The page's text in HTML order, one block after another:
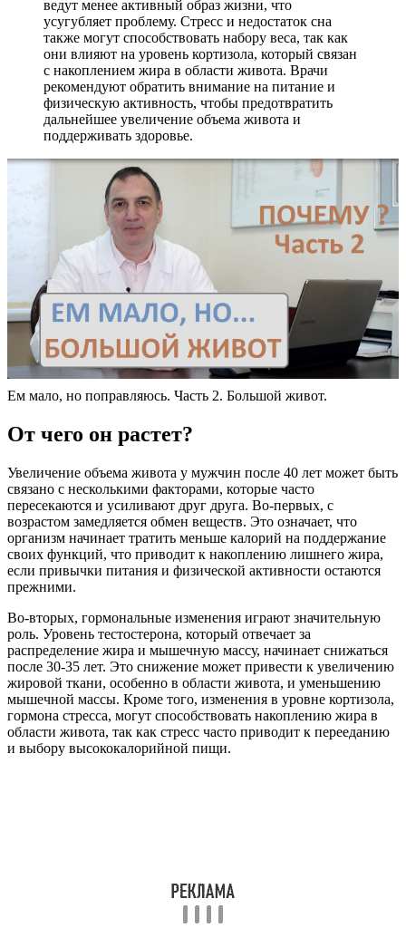
ведут менее активный образ жизни, что
усугубляет проблему. Стресс и недостаток сна
также могут способствовать набору веса, так как
они влияют на уровень кортизола, который связан
с накоплением жира в области живота. Врачи
рекомендуют обратить внимание на питание и
физическую активность, чтобы предотвратить
дальнейшее увеличение объема живота и
поддерживать здоровье.
Ем мало, но поправляюсь. Часть 2. Большой живот.
От чего он растет?
Увеличение объема живота у мужчин после 40 лет может быть
связано с несколькими факторами, которые часто
пересекаются и усиливают друг друга. Во-первых, с
возрастом замедляется обмен веществ. Это означает, что
организм начинает тратить меньше калорий на поддержание
своих функций, что приводит к накоплению лишнего жира,
если привычки питания и физической активности остаются
прежними.
Во-вторых, гормональные изменения играют значительную
роль. Уровень тестостерона, который отвечает за
распределение жира и мышечную массу, начинает снижаться
после 30-35 лет. Это снижение может привести к увеличению
жировой ткани, особенно в области живота, и уменьшению
мышечной массы. Кроме того, изменения в уровне кортизола,
гормона стресса, могут способствовать накоплению жира в
области живота, так как стресс часто приводит к перееданию
и выбору высококалорийной пищи.